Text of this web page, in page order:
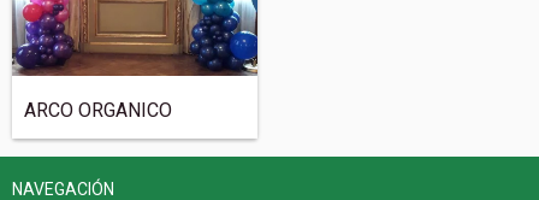
ARCO ORGANICO
NAVEGACIÓN